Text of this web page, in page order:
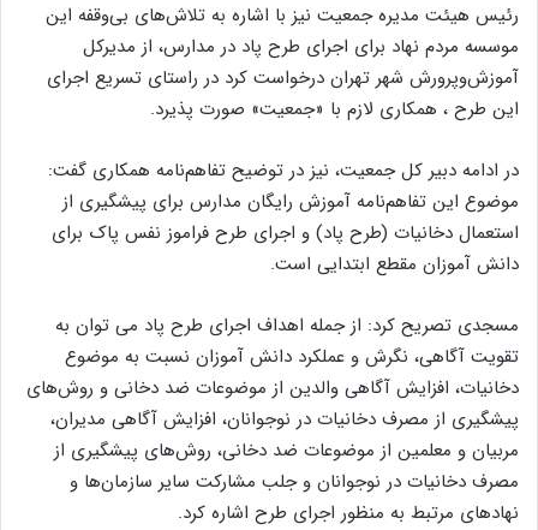
رئیس هیئت ‌مدیره جمعیت نیز با اشاره به تلاش‌های بی‌وقفه این
موسسه مردم نهاد برای اجرای طرح پاد در مدارس، از مدیرکل
آموزش‌وپرورش شهر تهران درخواست کرد در راستای تسریع اجرای
این طرح ، همکاری لازم با «جمعیت» صورت پذیرد.
در ادامه دبیر کل جمعیت، نیز در توضیح تفاهم‌نامه همکاری گفت:
موضوع این تفاهم‌نامه آموزش رایگان مدارس برای پیشگیری از
استعمال دخانیات (طرح پاد) و اجرای طرح فراموز نفس پاک برای
دانش آموزان مقطع ابتدایی است.
مسجدی تصریح کرد: از جمله اهداف اجرای طرح‌ پاد می توان به
تقویت آگاهی، نگرش و عملکرد دانش آموزان نسبت به موضوع
دخانیات، افزایش آگاهی والدین از موضوعات ضد دخانی و روش‌های
پیشگیری از مصرف دخانیات در نوجوانان، افزایش آگاهی مدیران،
مربیان و معلمین از موضوعات ضد دخانی، روش‌های پیشگیری از
مصرف دخانیات در نوجوانان و جلب مشارکت سایر سازمان‌ها و
نهادهای مرتبط به منظور اجرای طرح اشاره کرد.